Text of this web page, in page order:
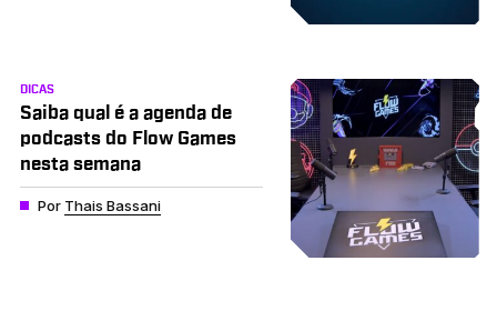
DICAS
Saiba qual é a agenda de
podcasts do Flow Games
nesta semana
Por Thais Bassani